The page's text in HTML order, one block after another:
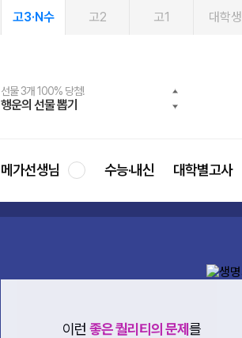
고3·N수 고2 고1 대학생
선물 3개 100% 당첨!
행운의 선물 뽑기
선물 100% 증정!
메가스터디 X 올리브
여름방학 스터디 캐시백
메가런 썸머스쿨
2027 러셀 단과
강사 공개선발
스마트러닝앱
설문 EVENT
메가패스
3일 무료 체험권
메가패스 수강생 무료혜택!
메가클럽 멤버십
사회공헌 캠페인
희망이룸 메가나눔
메가선생님 수능·내신 대학별고사
이런 좋은 퀄리티의 문제 를